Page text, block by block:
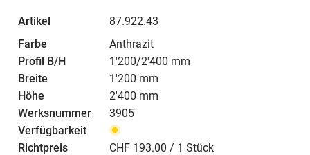
87.922.43
Anthrazit
1'200/2'400 mm
1'200 mm
2'400 mm
3905
CHF 193.00 / 1 Stück